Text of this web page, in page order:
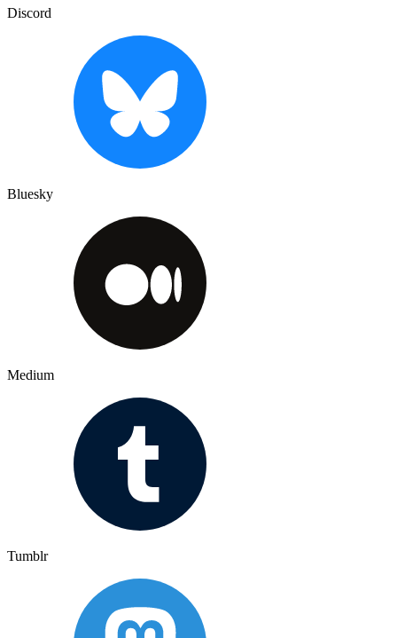
Discord
Bluesky
Medium
Tumblr